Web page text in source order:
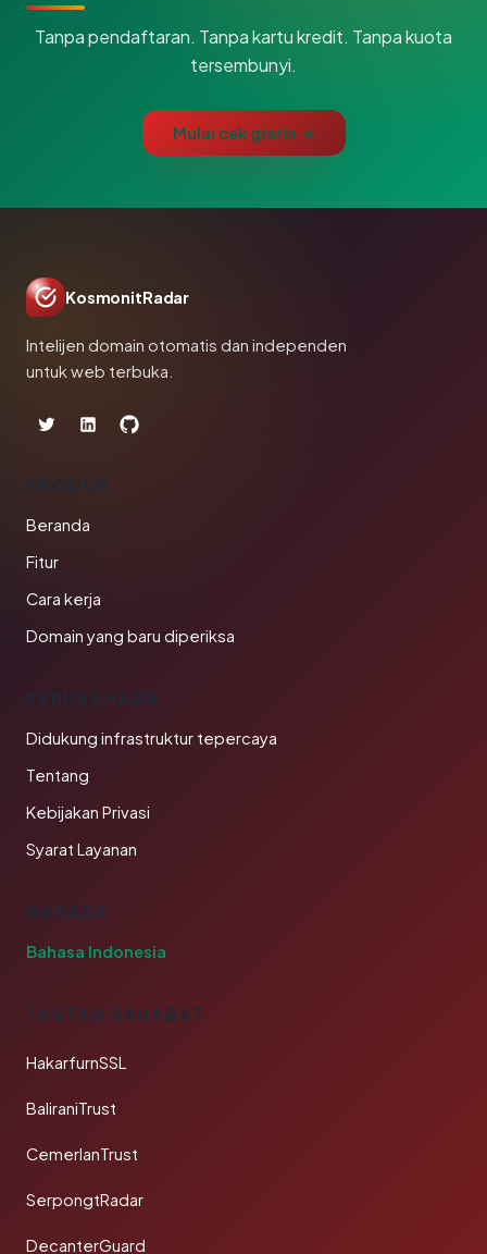
Tanpa pendaftaran. Tanpa kartu kredit. Tanpa kuota
tersembunyi.
Mulai cek gratis →
KosmonitRadar
Intelijen domain otomatis dan independen
untuk web terbuka.
PRODUK
Beranda
Fitur
Cara kerja
Domain yang baru diperiksa
PERUSAHAAN
Didukung infrastruktur tepercaya
Tentang
Kebijakan Privasi
Syarat Layanan
BAHASA
Bahasa Indonesia
TAUTAN SAHABAT
HakarfurnSSL
BaliraniTrust
CemerlanTrust
SerpongtRadar
DecanterGuard